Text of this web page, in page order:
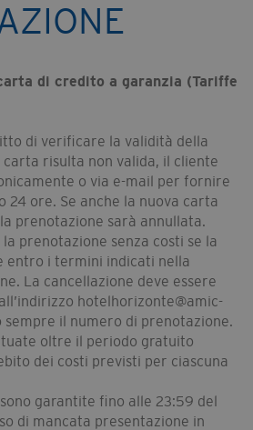
di credito a garanzia (Tariffe
di verificare la validità della
risulta non valida, il cliente
o via e-mail per fornire
24 ore. Se anche la nuova carta
prenotazione sarà annullata.
prenotazione senza costi se la
entro i termini indicati nella
La cancellazione deve essere
hotelhorizonte@amic-
sempre il numero di prenotazione.
oltre il periodo gratuito
dei costi previsti per ciascuna
garantite fino alle 23:59 del
di mancata presentazione in